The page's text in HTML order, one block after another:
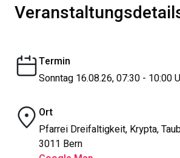
Termin
Sonntag 16.08.26, 07:30 - 10:00
Ort
Pfarrei Dreifaltigkeit, Krypta,
3011 Bern